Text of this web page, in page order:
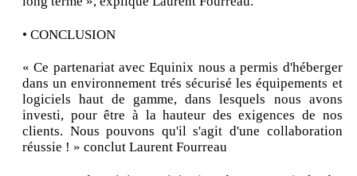
• CONCLUSION
« Ce partenariat avec Equinix nous a permis d'héberger
dans un environnement trés sécurisé les équipements et
logiciels haut de gamme, dans lesquels nous avons
investi, pour être à la hauteur des exigences de nos
clients. Nous pouvons qu'il s'agit d'une collaboration
réussie ! » conclut Laurent Fourreau